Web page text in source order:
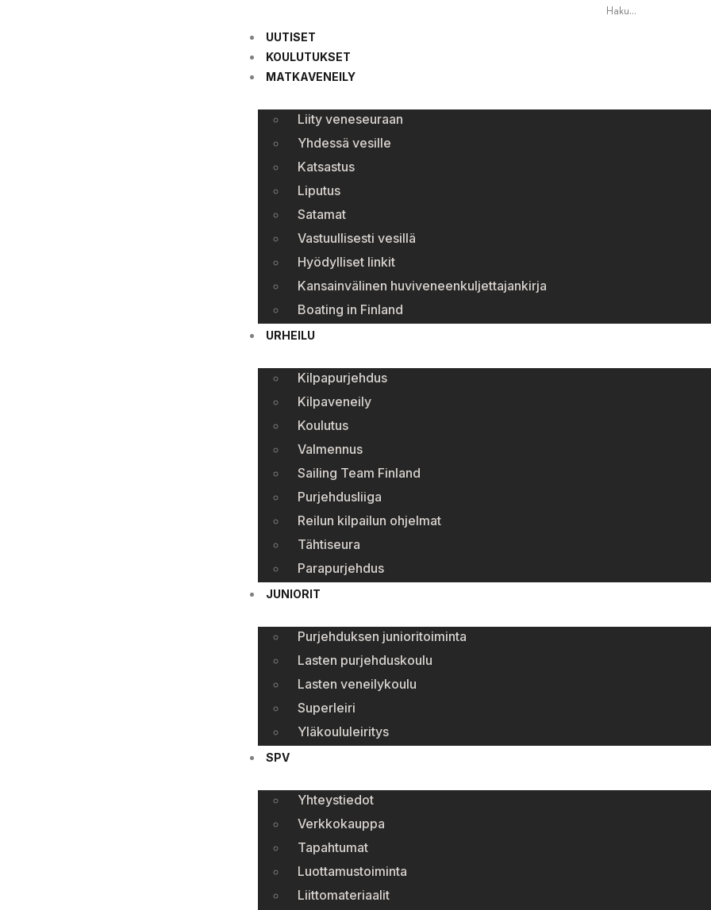
UUTISET
KOULUTUKSET
MATKAVENEILY
Liity veneseuraan
Yhdessä vesille
Katsastus
Liputus
Satamat
Vastuullisesti vesillä
Hyödylliset linkit
Kansainvälinen huviveneenkuljettajankirja
Boating in Finland
URHEILU
Kilpapurjehdus
Kilpaveneily
Koulutus
Valmennus
Sailing Team Finland
Purjehdusliiga
Reilun kilpailun ohjelmat
Tähtiseura
Parapurjehdus
JUNIORIT
Purjehduksen junioritoiminta
Lasten purjehduskoulu
Lasten veneilykoulu
Superleiri
Yläkoululeiritys
SPV
Yhteystiedot
Verkkokauppa
Tapahtumat
Luottamustoiminta
Liittomateriaalit